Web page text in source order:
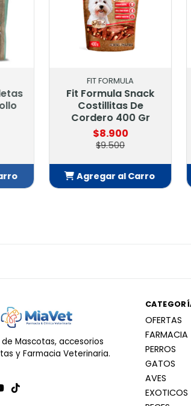
Snack
De
400 Gr
al Carro
Fit Formula
Envueltas En
Agregar al
Mascotas, accesorios
y Farmacia Veterinaria.
OFERTAS
FARMACIA
PERROS
GATOS
AVES
EXOTICOS